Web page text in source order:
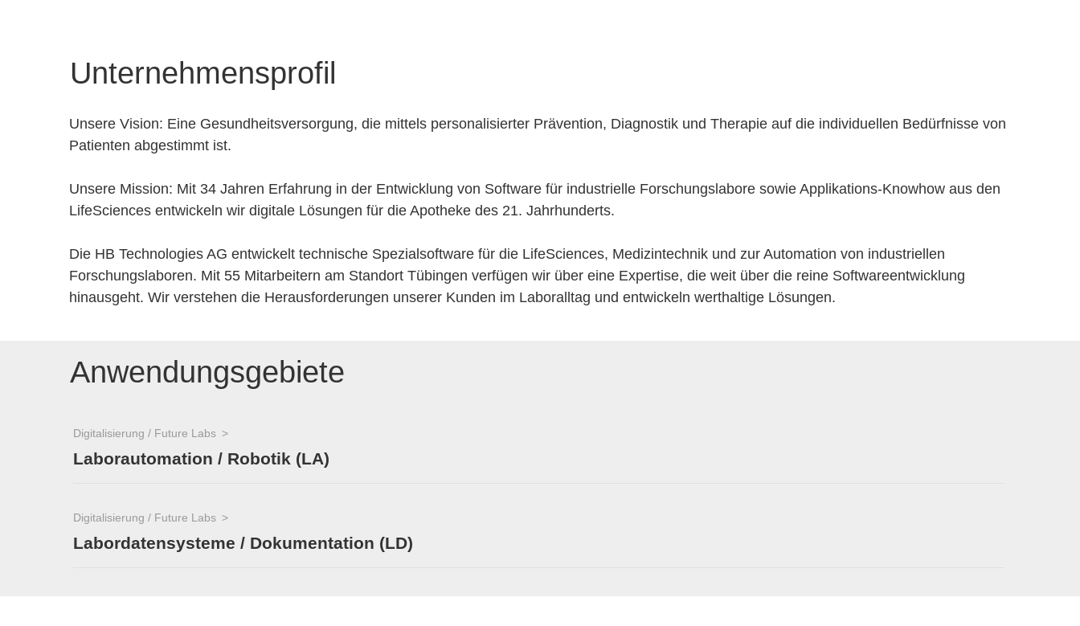
Unternehmensprofil
Unsere Vision: Eine Gesundheitsversorgung, die mittels personalisierter Prävention, Diagnostik und Therapie auf die individuellen Bedürfnisse von
Patienten abgestimmt ist.
Unsere Mission: Mit 34 Jahren Erfahrung in der Entwicklung von Software für industrielle Forschungslabore sowie Applikations-Knowhow aus den
LifeSciences entwickeln wir digitale Lösungen für die Apotheke des 21. Jahrhunderts.
Die HB Technologies AG entwickelt technische Spezialsoftware für die LifeSciences, Medizintechnik und zur Automation von industriellen
Forschungslaboren. Mit 55 Mitarbeitern am Standort Tübingen verfügen wir über eine Expertise, die weit über die reine Softwareentwicklung
hinausgeht. Wir verstehen die Herausforderungen unserer Kunden im Laboralltag und entwickeln werthaltige Lösungen.
Anwendungsgebiete
Digitalisierung / Future Labs
Laborautomation / Robotik (LA)
Digitalisierung / Future Labs
Labordatensysteme / Dokumentation (LD)